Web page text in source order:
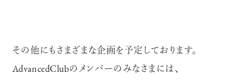
その他にもさまざまな企画を予定しております。
AdvancedClubのメンバーのみなさまには、